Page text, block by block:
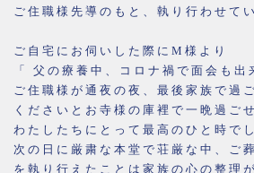
ご住職様先導のもと、執り行わせて
ご自宅にお伺いした際にM様より
「 父の療養中、コロナ禍で面会も出
ご住職様が通夜の夜、最後家族で過
くださいとお寺様の庫裡で一晩過ご
わたしたちにとって最高のひと時で
次の日に厳粛な本堂で荘厳な中、ご
を執り行えたことは家族の心の整理